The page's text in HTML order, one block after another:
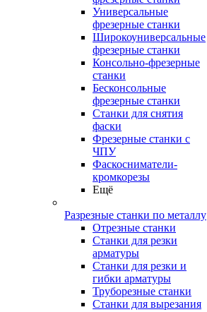
Универсальные
фрезерные станки
Широкоуниверсальные
фрезерные станки
Консольно-фрезерные
станки
Бесконсольные
фрезерные станки
Станки для снятия
фаски
Фрезерные станки с
ЧПУ
Фаскосниматели-
кромкорезы
Ещё
Разрезные станки по металлу
Отрезные станки
Станки для резки
арматуры
Станки для резки и
гибки арматуры
Труборезные станки
Станки для вырезания